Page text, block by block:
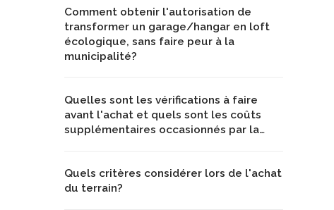
Comment obtenir l'autorisation de
transformer un garage/hangar en loft
écologique, sans faire peur à la
municipalité?
Quelles sont les vérifications à faire
avant l'achat et quels sont les coûts
supplémentaires occasionnés par la…
Quels critères considérer lors de l'achat
du terrain?